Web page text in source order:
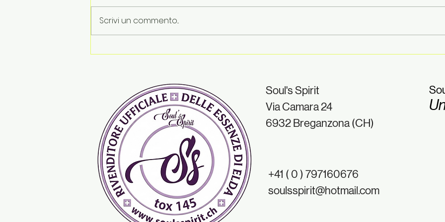
chi
-
Scrivi un commento...
Soul's Spirit
Via Camara 24
6932 Breganzona (CH)
+41 ( 0 ) 797160676
soulsspirit@hotmail.com